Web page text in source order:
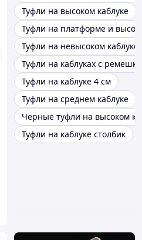
Туфли на высоком каблуке
Туфли на платформе и
Туфли на невысоком каблуке
Туфли на каблуках с
Туфли на каблуке 4 см
Туфли на среднем каблуке
Черные туфли на высоком
Туфли на каблуке столбик